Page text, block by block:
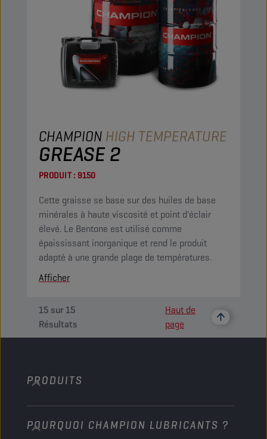
CHAMPION HIGH TEMPERATURE
GREASE 2
PRODUIT : 9150
Cette graisse se base sur des huiles de base
minérales à haute viscosité et point d'éclair
élevé. Le Bentone est utilisé comme
épaississant inorganique et rend le produit
adapté à une grande plage de températures.
Afficher
15 sur15
Résultats
Haut de
page
PRODUITS
Voitures de tourisme
POURQUOI CHAMPION LUBRICANTS ?